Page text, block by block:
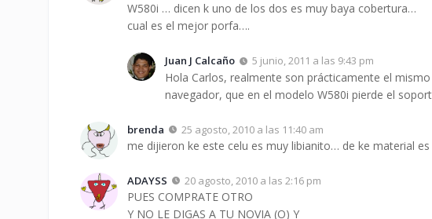
W580i … dicen k uno de los dos es muy baya cobertura…
cual es el mejor porfa….
Juan J Calcaño 5 junio, 2011 a las 9:43 pm
Hola Carlos, realmente son prácticamente el
navegador, que en el modelo W580i pierde el
brenda 25 agosto, 2010 a las 11:40 am
me dijieron ke este celu es muy libianito… de ke material es
ADAYSS 20 agosto, 2010 a las 2:16 pm
PUES COMPRATE OTRO
Y NO LE DIGAS A TU NOVIA (O) Y